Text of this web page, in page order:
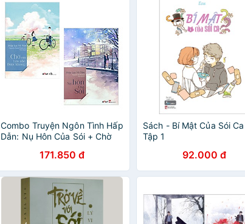
Combo Truyện Ngôn Tình Hấp
Dẫn: Nụ Hôn Của Sói + Chờ
(Bộ Truyện Bán Chạy Nhất
Trong Tháng, Được Độc Gỉa
Yêu Thích Nhất / Tặng Kèm
Bookmark Green Life)
171.850 đ
Sách - Bí Mật Của Sói
Tập 1
92.000 đ